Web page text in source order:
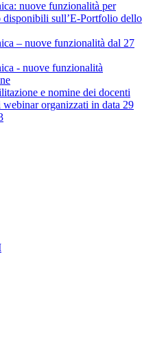
nuove funzionalità per
disponibili sull’E-Portfolio dello
– nuove funzionalità dal 27
- nuove funzionalità
e nomine dei docenti
organizzati in data 29